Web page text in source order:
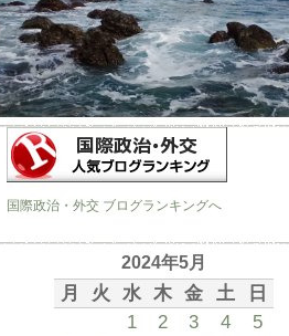
国際政治・外交 ブログランキングへ
2024年5月
月 火 水 木 金 土
日
1
2 3 4
5